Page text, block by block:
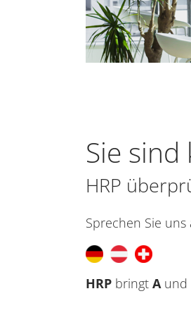
Sie
HRP
Sprechen Sie
HRP bringt Aund